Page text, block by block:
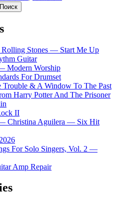
Stones — Start Me Up
Guitar
Modern Worship
For Drumset
& A Window To The Past
Harry Potter And The Prisoner
II
— Christina Aguilera — Six Hit
For Solo Singers, Vol. 2 —
Amp Repair